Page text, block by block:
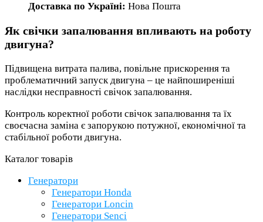
Доставка по Україні: Нова Пошта
Як свічки запалювання впливають на роботу
двигуна?
Підвищена витрата палива, повільне прискорення та
проблематичний запуск двигуна – це найпоширеніші
наслідки несправності свічок запалювання.
Контроль коректної роботи свічок запалювання та їх
своєчасна заміна є запорукою потужної, економічної та
стабільної роботи двигуна.
Каталог товарів
Генератори
Генератори Honda
Генератори Loncin
Генератори Senci